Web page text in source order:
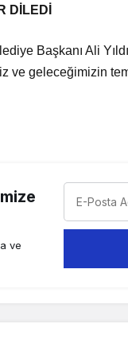
DİLEDİ
Başkanı Ali
ve geleceğimizin
ve